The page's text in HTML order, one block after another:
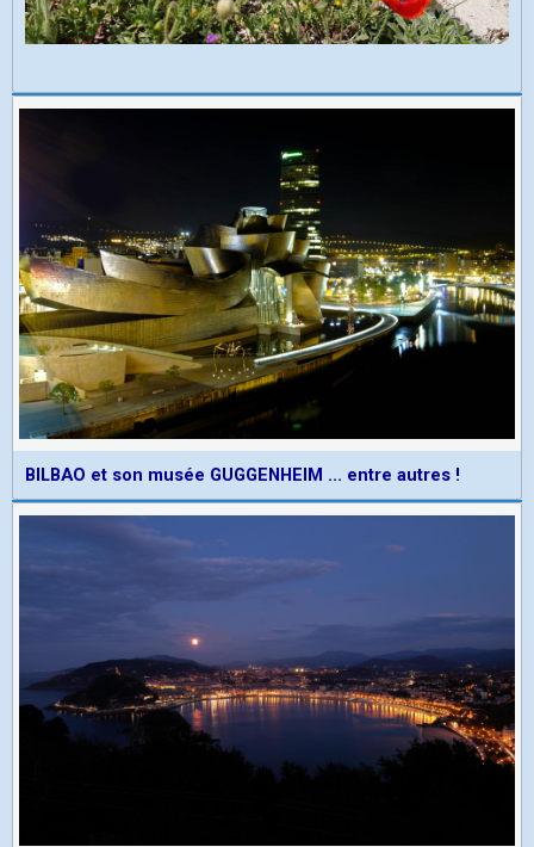
BILBAO et son musée GUGGENHEIM ... entre autres !